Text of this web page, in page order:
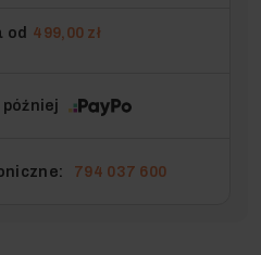
od 499,00 zł
później
794 037 600